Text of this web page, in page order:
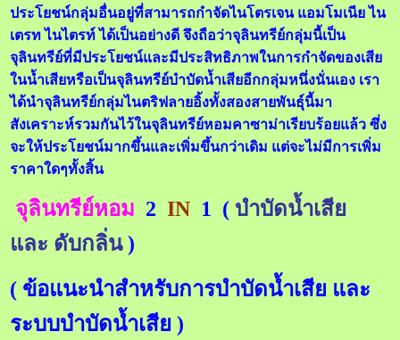
ประโยชน์กลุ่มอื่นอยู่ที่สามารถกำจัดไนโตรเจน แอมโมเนีย ไน
เตรท ไนไตรท์ ได้เป็นอย่างดี จึงถือว่าจุลินทรีย์กลุ่มนี้เป็น
จุลินทรีย์ที่มีประโยชน์และมีประสิทธิภาพในการกำจัดของเสีย
ในน้ำเสียหรือเป็นจุลินทรีย์บำบัดน้ำเสียอีกกลุ่มหนึ่งนั่นเอง เรา
ได้นำจุลินทรีย์กลุ่มไนตริฟลายอิ้งทั้งสองสายพันธุ์นี้มา
สังเคราะห์รวมกันไว้ในจุลินทรีย์หอมคาซาม่าเรียบร้อยแล้ว ซึ่ง
จะให้ประโยชน์มากขึ้นและเพิ่มขึ้นกว่าเดิม แต่จะไม่มีการเพิ่ม
ราคาใดๆทั้งสิ้น
จุลินทรีย์หอม 2 IN 1 ( บำบัดน้ำเสีย
และ ดับกลิ่น)
( ข้อแนะนำสำหรับการบำบัดน้ำเสีย และ
ระบบบำบัดน้ำเสีย )